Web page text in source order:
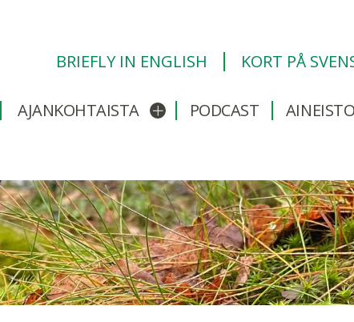
BRIEFLY IN ENGLISH
KORT PÅ
sulje alavalikko
AJANKOHTAISTA Avaa/sulje alavalikko
PODCAST